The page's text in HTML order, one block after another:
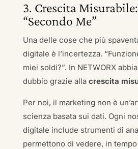
3. Crescita
“Secondo Me”
Una delle cose che più
digitale è l’incertezza.
miei soldi?”. In NETWORX
dubbio grazie alla crescita
Per noi, il marketing non è
scienza basata sui dati. Ogni
digitale include strumenti di
permettono di vedere, in